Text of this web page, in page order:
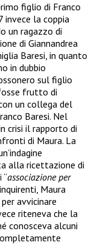
figlio di Franco
invece la coppia
un ragazzo di
di Giannandrea
Baresi, in quanto
in dubbio
sul figlio
frutto di
un collega del
Baresi. Nel
crisi il rapporto di
di Maura. La
alla ricettazione di
“associazione per
Maura
avvicinare
riteneva che la
conosceva alcuni